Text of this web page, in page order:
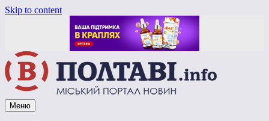
Skip to content
Vpoltave.info
Полтавський портал новин
Меню